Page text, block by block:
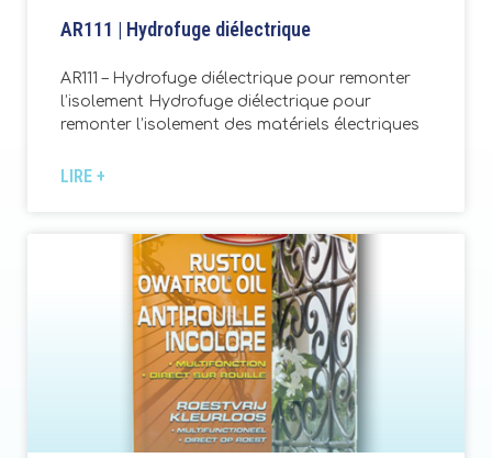
AR111 | Hydrofuge diélectrique
AR111 – Hydrofuge diélectrique pour remonter
l’isolement Hydrofuge diélectrique pour
remonter l’isolement des matériels électriques
LIRE +